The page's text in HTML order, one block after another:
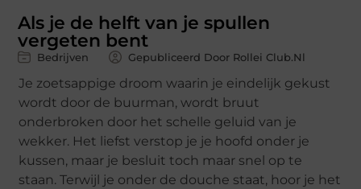
Als je de helft van je spullen
vergeten bent
Bedrijven Gepubliceerd Door Rollei Club.nl
Je zoetsappige droom waarin je eindelijk gekust
wordt door de buurman, wordt bruut
onderbroken door het schelle geluid van je
wekker. Het liefst verstop je je hoofd onder je
kussen, maar je besluit toch maar snel op te
staan. Terwijl je onder de douche staat, hoor je het